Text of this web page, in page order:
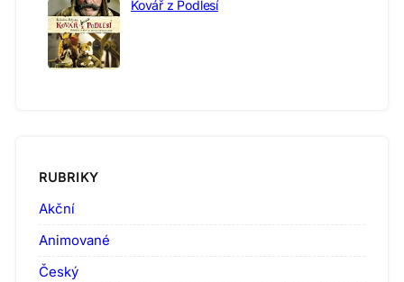
Kovář z Podlesí
RUBRIKY
Akční
Animované
Český